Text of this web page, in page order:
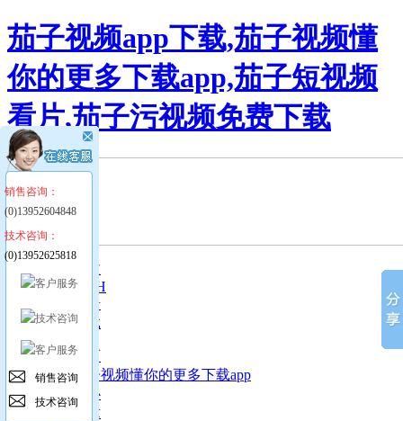
茄子视频app下载,茄子视频懂
你的更多下载app,茄子短视频
看片,茄子污视频免费下载
简体中文
ENGLISH
留言反馈
样本下载
网站首页
走进茄子视频懂你的更多下载app
新闻中心
技术文章
销售咨询：
(0)13952604848
技术咨询：
(0)13952625818
销售咨询
技术咨询